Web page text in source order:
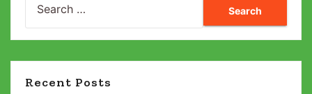
for:
Recent Posts